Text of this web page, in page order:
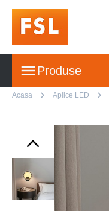
Produse
Acasa Aplice LED